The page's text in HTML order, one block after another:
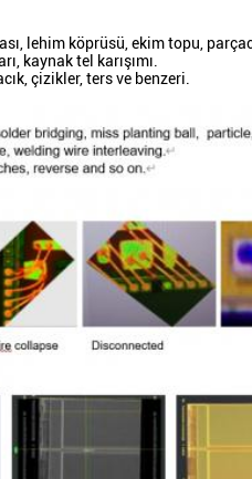
lehim köprüsü, ekim topu,
kaynak tel karışımı.
çizikler, ters ve benzeri.